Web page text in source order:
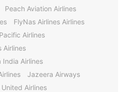
Peach Aviation Airlines
FlyNas Airlines Airlines
Airlines
Airlines
India Airlines
Jazeera Airways
United Airlines